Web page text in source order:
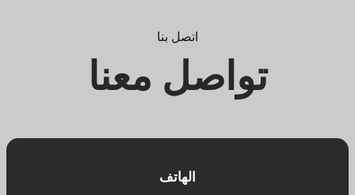
اتصل بنا
تواصل معنا
الهاتف